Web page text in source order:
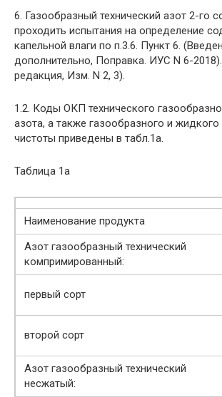
6. Газообразный технический азот 2-го
проходить испытания на определение
капельной влаги по п.3.6. Пункт 6. (Введен
дополнительно, Поправка. ИУС N 6-
редакция, Изм. N 2, 3).
1.2. Коды ОКП технического
азота, а также газообразного и
чистоты приведены в табл.1а.
Таблица 1а
Наименование продукта
Азот газообразный технический
компримированный:
первый сорт
второй сорт
Азот газообразный технический
несжатый: